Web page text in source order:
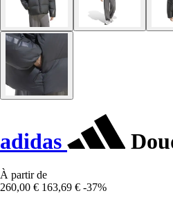
adidas
À partir de
260,00 € 163,69 € -37%